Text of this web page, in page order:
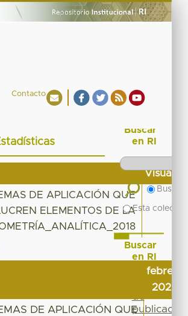
Contacto
DE APLICACIÓN QUE
ELEMENTOS DE LA
febrero
2026
DE APLICACIÓN QUE
Buscar
en RI
Buscar
Esta
Buscar
en RI
Fecha
de
publicación